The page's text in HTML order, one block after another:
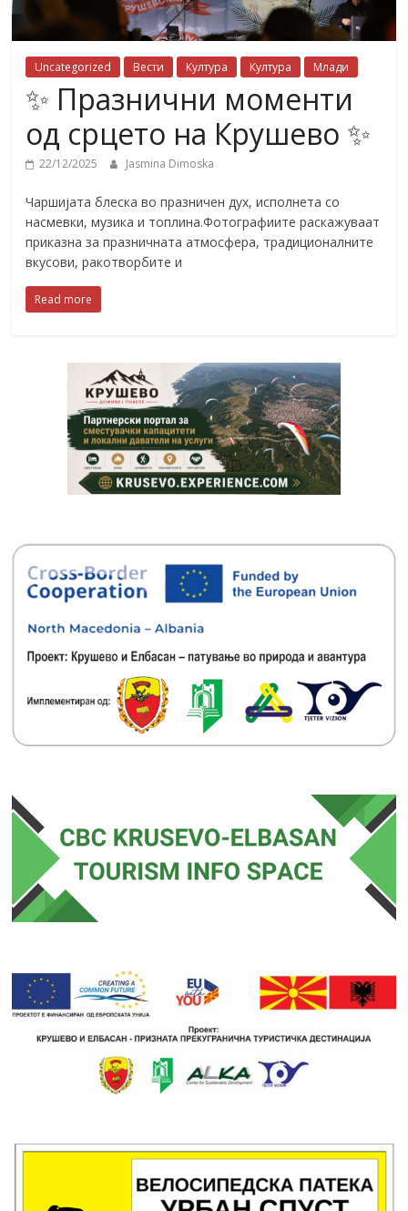
Uncategorized Вести Култура Култура Млади
✨ Празнични моменти
од срцето на Крушево ✨
22/12/2025 Jasmina Dimoska
Чаршијата блеска во празничен дух, исполнета со
насмевки, музика и топлина.Фотографиите раскажуваат
приказна за празничната атмосфера, традиционалните
вкусови, ракотворбите и
Read more